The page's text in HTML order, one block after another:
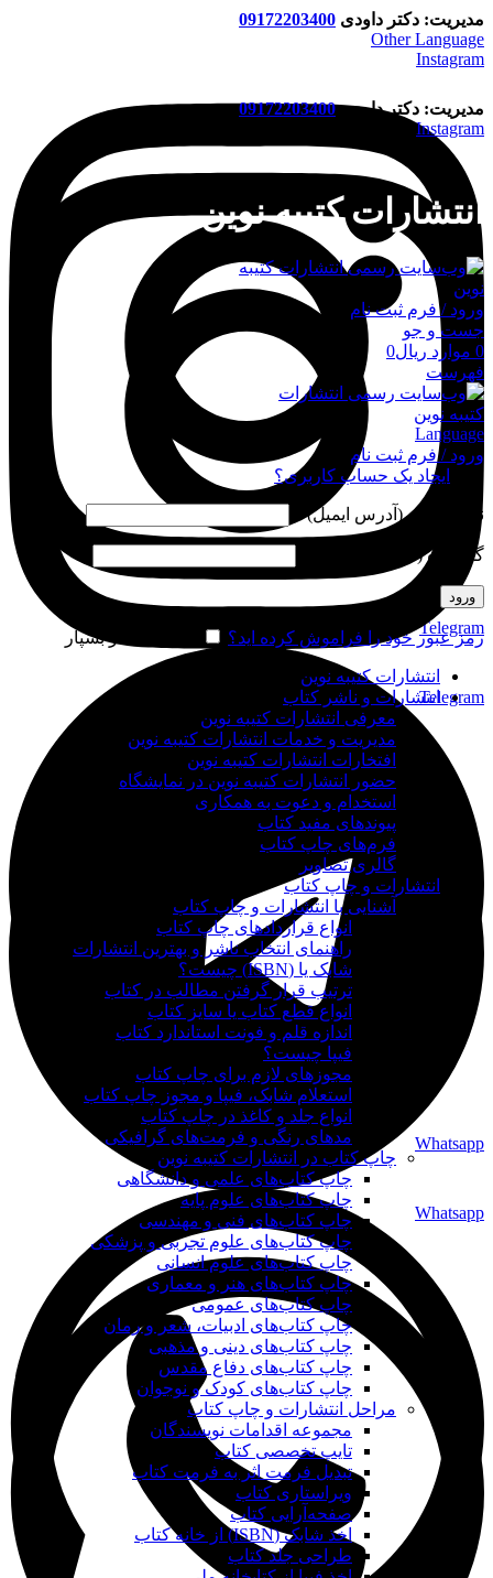
مدیریت: دکتر داودی 09172203400
Other Language
Instagram
Telegram
Whatsapp
مدیریت: دکتر داودی09172203400
Instagram
Telegram
Whatsapp
انتشارات کتیبه نوین
ورود / فرم ثبت نام
جست و جو
0 موارد ریال0
فهرست
Language
ورود / فرم ثبت نام
ورود
ایجاد یک حساب کاربری؟
نام کاربری (آدرس ایمیل)
گذرواژه (شماره موبایل)
ورود
رمز عبور خود را فراموش کرده اید؟ مرا به خاطر بسپار
انتشارات کتیبه نوین
انتشارات و ناشر کتاب
معرفی انتشارات کتیبه نوین
مدیریت و خدمات انتشارات کتیبه نوین
افتخارات انتشارات کتیبه نوین
حضور انتشارات کتیبه نوین در نمایشگاه‌
استخدام و دعوت به همکاری
پیوندهای مفید کتاب
فرم‌های چاپ کتاب
گالری تصاویر
انتشارات و چاپ کتاب
آشنایی با انتشارات و چاپ کتاب
انواع قراردادهای چاپ کتاب
راهنمای انتخاب ناشر و بهترین انتشارات
شابک یا (ISBN) چیست؟
ترتیب قرار گرفتن مطالب در کتاب
انواع قطع کتاب یا سایز کتاب
اندازه قلم و فونت استاندارد کتاب
فیپا چیست؟
مجوزهای لازم برای چاپ کتاب
استعلام شابک، فیپا و مجوز چاپ کتاب
انواع جلد و کاغذ در چاپ کتاب
مدهای رنگی و فرمت‌های گرافیکی
چاپ کتاب در انتشارات کتیبه نوین
چاپ کتاب‌های علمی و دانشگاهی
چاپ کتاب‌های علوم پایه
چاپ کتاب‌های فنی و مهندسی
چاپ کتاب‌های علوم تجربی و پزشکی
چاپ کتاب‌های علوم انسانی
چاپ کتاب‌های هنر و معماری
چاپ کتاب‌های عمومی
چاپ کتاب‌های ادبیات، شعر و رمان
چاپ کتاب‌های دینی و مذهبی
چاپ کتاب‌های دفاع مقدس
چاپ کتاب‌های کودک و نوجوان
مراحل انتشارات و چاپ کتاب
مجموعه اقدامات نویسندگان
تایپ تخصصی کتاب
تبدیل فرمت اثر به فرمت کتاب
ویراستاری کتاب
صفحه‌آرایی کتاب
اخذ شابک (ISBN) از خانه کتاب
طراحی جلد کتاب